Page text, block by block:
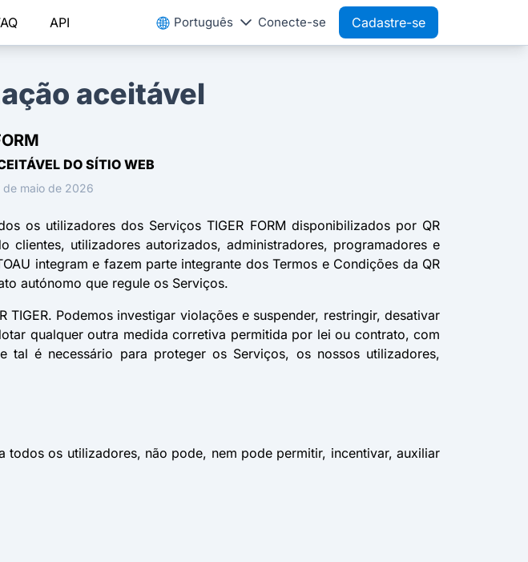
API Português Conecte-se Cadastre-se
aceitável
DO SÍTIO WEB
de maio de 2026
os utilizadores dos Serviços TIGER FORM disponibilizados por QR
clientes, utilizadores autorizados, administradores, programadores e
integram e fazem parte integrante dos Termos e Condições da QR
autónomo que regule os Serviços.
Podemos investigar violações e suspender, restringir, desativar
qualquer outra medida corretiva permitida por lei ou contrato, com
é necessário para proteger os Serviços, os nossos utilizadores,
os utilizadores, não pode, nem pode permitir, incentivar, auxiliar